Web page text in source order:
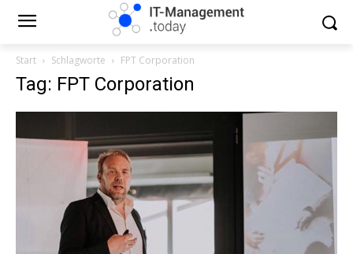
Start Schlagworte FPT Corporation
Tag: FPT Corporation